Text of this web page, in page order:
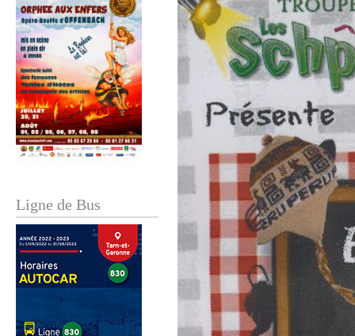
Ligne de Bus